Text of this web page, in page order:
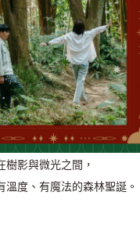
影與微光之間，
度、有魔法的森林聖誕。